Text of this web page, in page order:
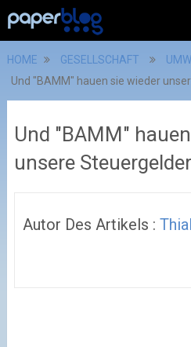
HOME GESELLSCHAFT
Und "BAMM" hauen sie wieder
Und "BAMM"
unsere
Autor Des Artikels :